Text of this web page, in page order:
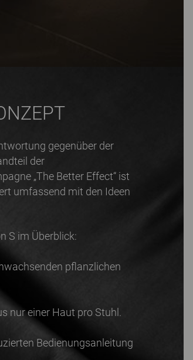
gegenüber der
der
„The Better Effect“ ist
umfassend mit den Ideen
S im Überblick:
pflanzlichen
nur einer Haut pro Stuhl.
Bedienungsanleitung